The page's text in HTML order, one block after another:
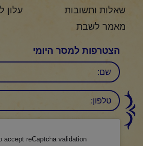
שאלות ותשובות
עלון
מאמר לשבת
הצטרפות למסר היומי
שם
טלפון:
accept reCaptcha validation.